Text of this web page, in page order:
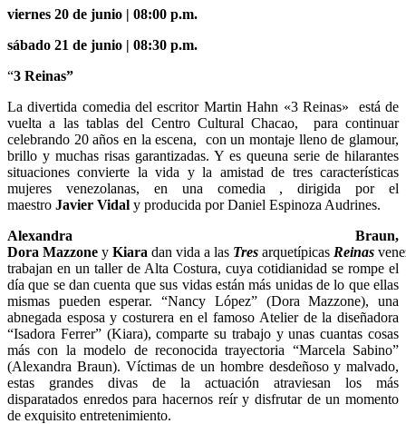
viernes 20 de junio | 08:00 p.m.
sábado 21 de junio | 08:30 p.m.
“3 Reinas”
La divertida comedia del escritor Martin Hahn «3 Reinas» está de
vuelta a las tablas del Centro Cultural Chacao, para continuar
celebrando 20 años en la escena, con un montaje lleno de glamour,
brillo y muchas risas garantizadas. Y es queuna serie de hilarantes
situaciones convierte la vida y la amistad de tres características
mujeres venezolanas, en una comedia , dirigida por el
maestro Javier Vidal y producida por Daniel Espinoza Audrines.
Alexandra Braun,
Dora Mazzone y Kiara dan vida a las Tres arquetípicas Reinas
trabajan en un taller de Alta Costura, cuya cotidianidad se rompe el
día que se dan cuenta que sus vidas están más unidas de lo que ellas
mismas pueden esperar. “Nancy López” (Dora Mazzone), una
abnegada esposa y costurera en el famoso Atelier de la diseñadora
“Isadora Ferrer” (Kiara), comparte su trabajo y unas cuantas cosas
más con la modelo de reconocida trayectoria “Marcela Sabino”
(Alexandra Braun). Víctimas de un hombre desdeñoso y malvado,
estas grandes divas de la actuación atraviesan los más
disparatados enredos para hacernos reír y disfrutar de un momento
de exquisito entretenimiento.